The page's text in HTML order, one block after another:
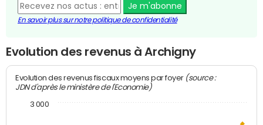
Je m'abonne
En savoir plus sur notre politique de confidentialité
Evolution des revenus à Archigny
Evolution des revenus fiscaux moyens par foyer (source :
JDN d'après le ministère de l'Economie)
3 000